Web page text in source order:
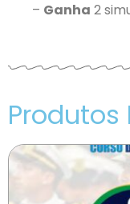
– Ganha 2
Produtos